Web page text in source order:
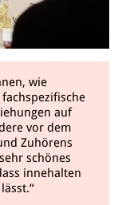
wie
auf
vor dem
Zuhörens
schönes
innehalten